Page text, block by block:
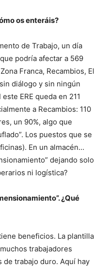
os enteráis?
de Trabajo, un día
podría afectar a 569
Franca, Recambios, El
diálogo y sin ningún
ERE queda en 211
a Recambios: 110
un 90%, algo que
Los puestos que se
En un almacén…
dejando solo
ni logística?
¿Qué
beneficios. La plantilla
trabajadores
de trabajo duro. Aquí hay